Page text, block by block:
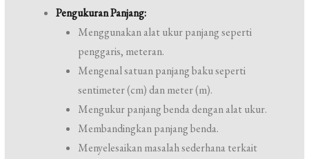
Pengukuran Panjang:
Menggunakan alat ukur panjang seperti
penggaris, meteran.
Mengenal satuan panjang baku seperti
sentimeter (cm) dan meter (m).
Mengukur panjang benda dengan alat ukur.
Membandingkan panjang benda.
Menyelesaikan masalah sederhana terkait